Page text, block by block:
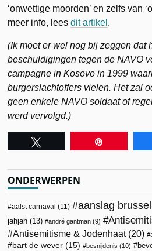
‘onwettige moorden’ en zelfs van
meer info, leesdit artikel .
(Ik moet er wel nog bij zeggen dat
beschuldigingen tegen de NAVO
campagne in Kosovo in 1999
burgerslachtoffers vielen. Het zal
geen enkele NAVO soldaat of
werd vervolgd.)
ONDERWERPEN
aalst carnaval (11) aanslag brussel
jahjah (13) andré gantman (9)
Antisemitisme & Jodenhaat(20)
bart de wever (15) besnijdenis (10)